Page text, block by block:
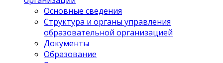
Основные сведения
Структура и органы управления
образовательной организацией
Документы
Образование